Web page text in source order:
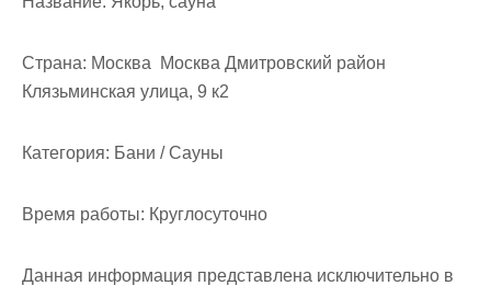
Страна: Москва Москва Дмитровский район
Клязьминская улица, 9 к2
Категория: Бани / Сауны
Время работы: Круглосуточно
Данная информация представлена исключительно в